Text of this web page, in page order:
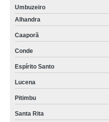
Umbuzeiro
Alhandra
Caaporã
Conde
Espírito Santo
Lucena
Pitimbu
Santa Rita